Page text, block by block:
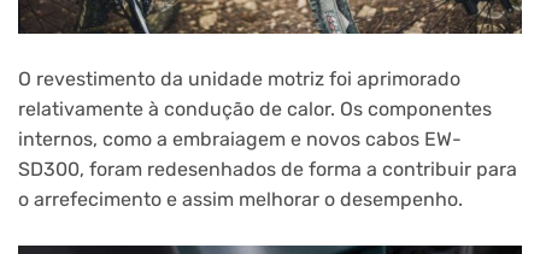
O revestimento da unidade motriz foi aprimorado
relativamente à condução de calor. Os componentes
internos, como a embraiagem e novos cabos EW-
SD300, foram redesenhados de forma a contribuir para
o arrefecimento e assim melhorar o desempenho.